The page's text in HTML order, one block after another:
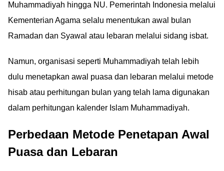
Muhammadiyah hingga NU. Pemerintah Indonesia melalui
Kementerian Agama selalu menentukan awal bulan
Ramadan dan Syawal atau lebaran melalui sidang isbat.
Namun, organisasi seperti Muhammadiyah telah lebih
dulu menetapkan awal puasa dan lebaran melalui metode
hisab atau perhitungan bulan yang telah lama digunakan
dalam perhitungan kalender Islam Muhammadiyah.
Perbedaan Metode Penetapan Awal
Puasa dan Lebaran